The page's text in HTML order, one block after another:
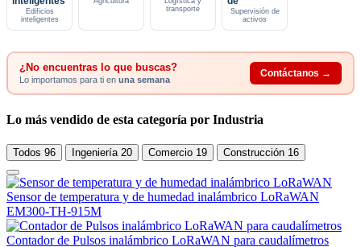
Edificios
inteligentes
transporte
Supervisión de
activos
¿No encuentras lo que buscas?
Lo importamos para ti en una semana
Contáctanos →
Lo más vendido de esta categoría por Industria
Todos 96 Ingeniería 20 Comercio 19 Construcción 16
Sensor de temperatura y de humedad inalámbrico LoRaWAN
EM300-TH-915M
Contador de Pulsos inalámbrico LoRaWAN para caudalímetros